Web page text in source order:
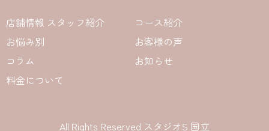
店舗情報 スタッフ紹介
コース紹介
お悩み別
お客様の声
コラム
お知らせ
料金について
All Rights Reserved スタジオS 国立